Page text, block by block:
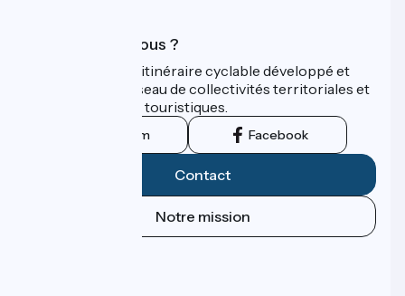
Qui sommes-nous ?
ViaRhôna est un itinéraire cyclable développé et
promu par un réseau de collectivités territoriales et
leurs institutions touristiques.
Instagram Facebook
Contact
Notre mission